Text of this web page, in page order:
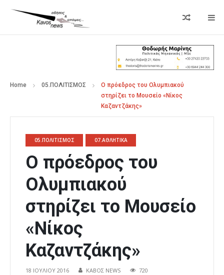
Home 05.ΠΟΛΙΤΙΣΜΟΣ
Ο πρόεδρος του Ολυμπιακού
στηρίζει το Μουσείο «Νίκος
Καζαντζάκης»
05.ΠΟΛΙΤΙΣΜΟΣ 07.ΑΘΛΗΤΙΚΑ
Ο πρόεδρος του
Ολυμπιακού
στηρίζει το Μουσείο
«Νίκος
Καζαντζάκης»
18 ΙΟΥΛΊΟΥ 2016 ΚΑΒΟΣ NEWS 720